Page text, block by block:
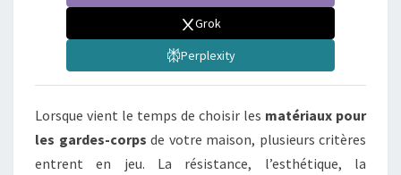
Grok
Perplexity
Lorsque vient le temps de choisir les matériaux pour
les gardes-corps de votre maison, plusieurs critères
entrent en jeu. La résistance, l’esthétique, la